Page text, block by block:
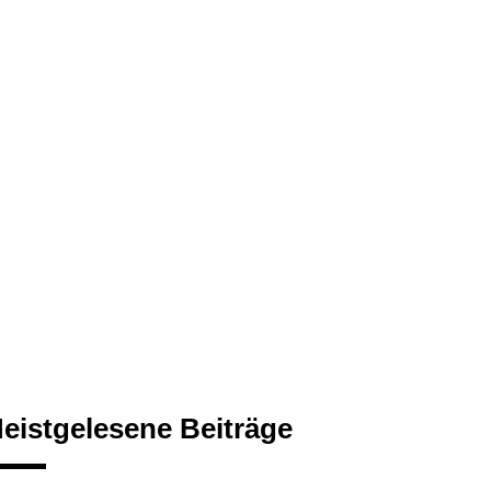
Beiträge